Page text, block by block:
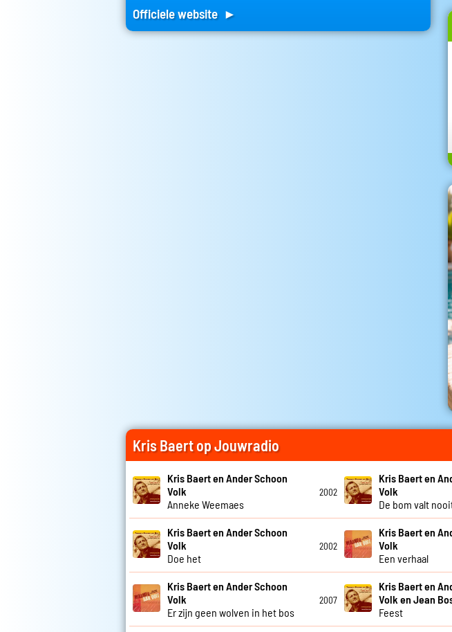
Officiele website ►
Kris Baert op Jouwradio
Kris Baert en Ander Schoon
Volk
Anneke Weemaes
2002
Kris Baert en
Volk
De bom valt
Kris Baert en Ander Schoon
Volk
Doe het
2002
Kris Baert en
Volk
Een verhaal
Kris Baert en Ander Schoon
Volk
Er zijn geen wolven in het bos
2007
Kris Baert en
Volk en Jean
Feest